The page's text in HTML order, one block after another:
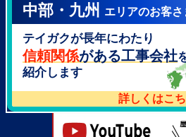
テイガク泉北・泉南店
大阪府泉北郡忠岡町高月南3-14
TEL：072-521-2637
中部・九州 エリアのお客さ
テイガクが長年にわたり
信頼関係がある工事会社
紹介します
詳しくはこ